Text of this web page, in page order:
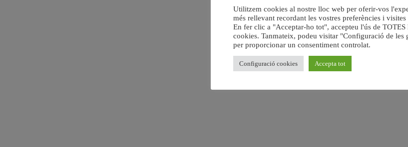
Utilitzem cookies al nostre lloc web per oferir-vos
més rellevant recordant les vostres preferències i visites
En fer clic a "Acceptar-ho tot", accepteu l'ús de TOTES
cookies. Tanmateix, podeu visitar "Configuració de les
per proporcionar un consentiment controlat.
Configuració cookies Accepta tot